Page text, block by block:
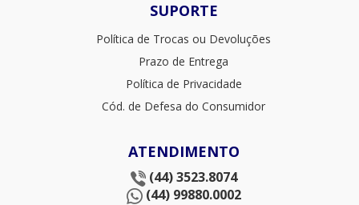
SUPORTE
Política de Trocas ou Devoluções
Prazo de Entrega
Política de Privacidade
Cód. de Defesa do Consumidor
ATENDIMENTO
(44) 3523.8074
(44) 99880.0002